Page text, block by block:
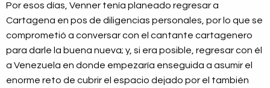
Por esos días, Venner tenía planeado regresar a
Cartagena en pos de diligencias personales, por lo que se
comprometió a conversar con el cantante cartagenero
para darle la buena nueva; y, si era posible, regresar con él
a Venezuela en donde empezaría enseguida a asumir el
enorme reto de cubrir el espacio dejado por el también